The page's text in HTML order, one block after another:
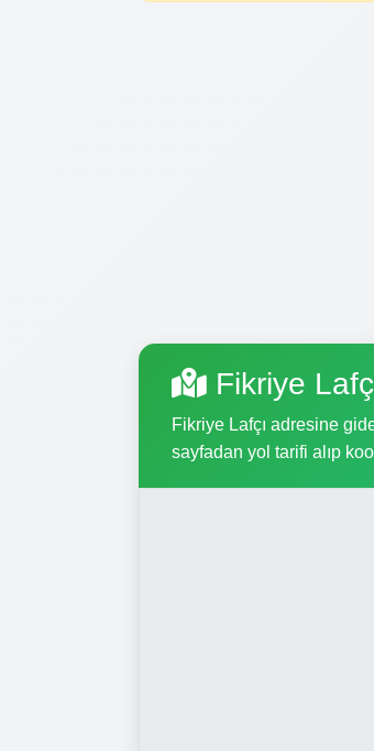
Fikriye
Fikriye Lafçı adresine
sayfadan yol tarifi alıp